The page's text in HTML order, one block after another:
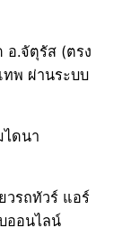
อ.จัตุรัส (ตรง
ทพ ผ่านระบบ
วรถทัวร์ แอร์
ออนไลน์